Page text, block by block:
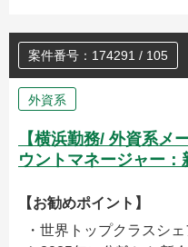
案件番号：174291 / 105
外資系
【横浜勤務/ 外資系メ
ウントマネージャー
【お勧めポイント】
・世界トップクラスシ